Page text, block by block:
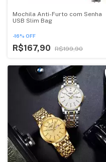
Mochila Anti-Furto com Senha
USB Slim Bag
-16% OFF
R$167,90 R$199,90